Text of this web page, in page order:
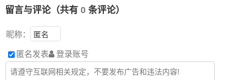
留言与评论（共有 0条评论）
昵称：
匿名发表 登录账号